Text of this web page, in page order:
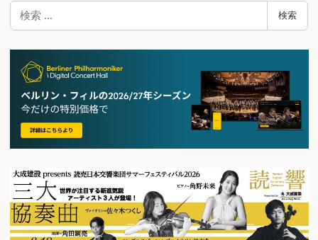
検
検索